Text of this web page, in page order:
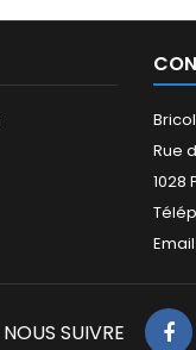
Rue
1028
Email:
NOUS SUIVRE